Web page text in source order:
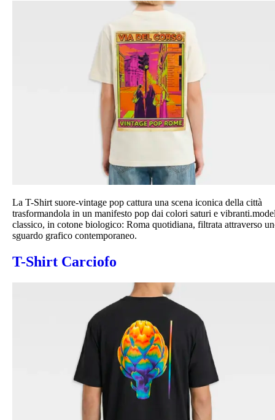
La T-Shirt suore-vintage pop cattura una scena iconica della città
trasformandola in un manifesto pop dai colori saturi e
classico, in cotone biologico: Roma quotidiana, filtrata attraverso
sguardo grafico contemporaneo.
T-Shirt Carciofo